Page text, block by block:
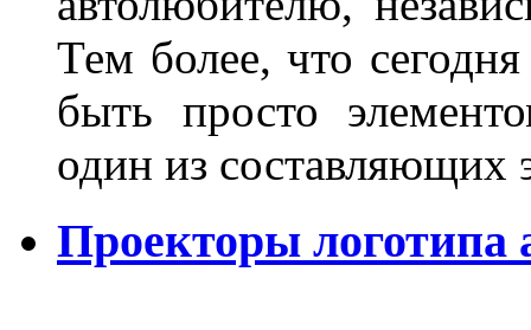
Тем более, что сегодня
быть просто
один из
Проекторы логотипа